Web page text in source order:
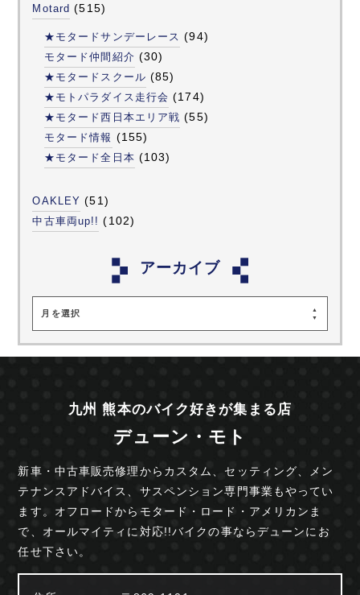
Motard (515)
★モタードサンデーレース (94)
モタード仲間紹介 (30)
★モタードスクール (85)
★モトパラダイス走行会 (174)
★モタード西日本エリア戦 (55)
モタード情報 (155)
★モタード全日本 (103)
OAKLEY (51)
中古車両up!! (102)
アーカイブ
月を選択
九州 熊本のバイク好きが集まる店
デューン・モト
新車・中古車販売修理からカスタム、セッティング、
メン
テナンスアドバイス、サスペンション専門事業もやってい
ます。オフロードからモタード・ロード・ アメリカンま
で、オールマイティに対応!!バイクの事ならデューンにお
任せ下さい。